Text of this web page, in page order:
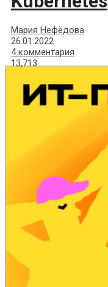
Мария Нефёдова
26.01.2022
4 комментария
13,713